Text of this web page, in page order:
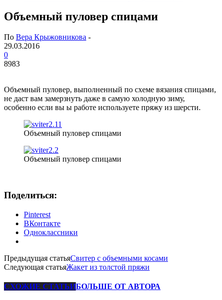
Объемный пуловер спицами
По Вера Крыжовникова -
29.03.2016
0
8983
Объемный пуловер, выполненный по схеме вязания спицами,
не даст вам замерзнуть даже в самую холодную зиму,
особенно если вы ы работе используете пряжу из шерсти.
Объемный пуловер спицами
Объемный пуловер спицами
Поделиться:
Pinterest
ВКонтакте
Одноклассники
Предыдущая статьяСвитер с объемными косами
Следующая статьяЖакет из толстой пряжи
СХОЖИЕ СТАТЬИБОЛЬШЕ ОТ АВТОРА